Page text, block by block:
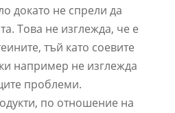
докато не спрели да
Това не изглежда, че е
тъй като соевите
например не изглежда
проблеми.
по отношение на